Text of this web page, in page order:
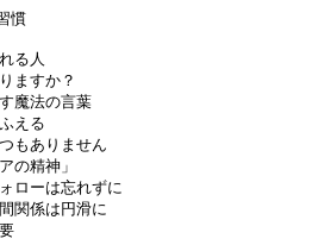
慣
る人
ますか？
魔法の言葉
える
もありません
の精神」
ローは忘れずに
関係は円滑に